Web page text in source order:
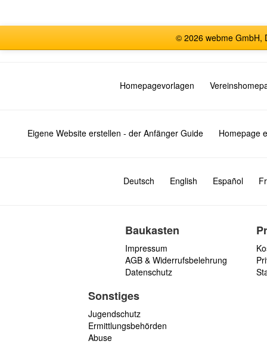
© 2026 webme GmbH,
Homepagevorlagen
Eigene Website erstellen - der Anfänger Guide Homepage
Deutsch English Español
Baukasten
Impressum
AGB & Widerrufsbelehrung
Datenschutz
Sonstiges
Jugendschutz
Ermittlungsbehörden
Abuse